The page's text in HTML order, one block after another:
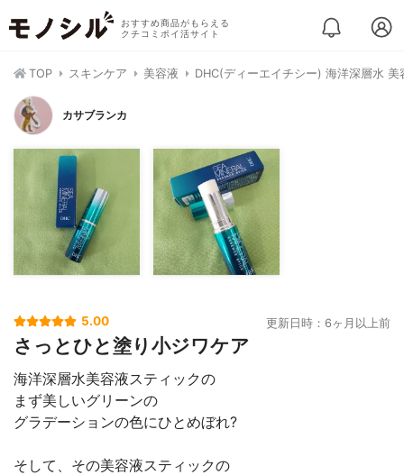
おすすめ商品がもらえる
クチコミポイ活サイト
TOP スキンケア 美容液 DHC(ディーエイチシー) 海洋深層水 美
カサブランカ
5.00 更新日時：6ヶ月以上前
さっとひと塗り小ジワケア
海洋深層水美容液スティックの
まず美しいグリーンの
グラデーションの色にひとめぼれ?
そして、その美容液スティックの